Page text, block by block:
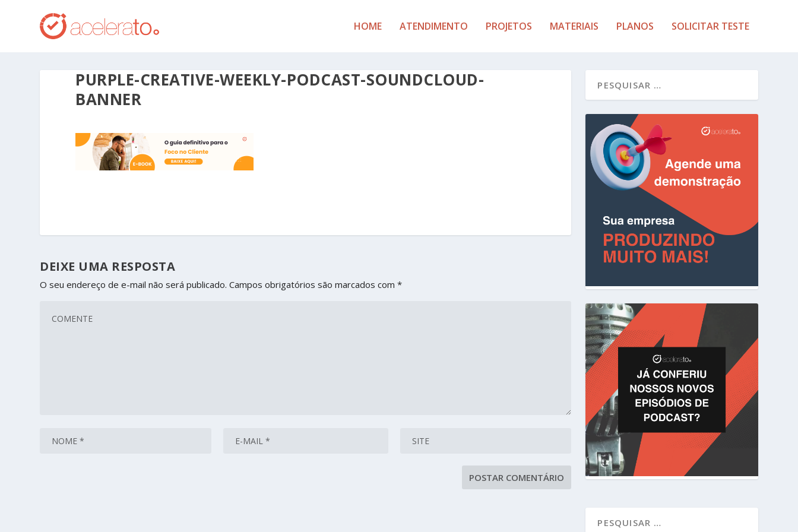
HOME ATENDIMENTO PROJETOS MATERIAIS PLANOS SOLICITAR TESTE
PURPLE-CREATIVE-WEEKLY-PODCAST-SOUNDCLOUD-
BANNER
DEIXE UMA RESPOSTA
O seu endereço de e-mail não será publicado. Campos obrigatórios são marcados com*